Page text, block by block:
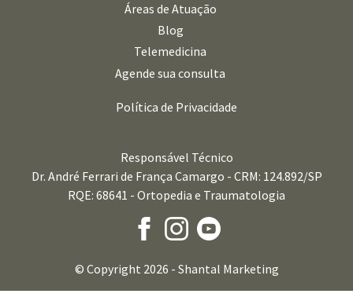
Áreas de Atuação
Blog
Telemedicina
Agende sua consulta
Política de Privacidade
Responsável Técnico
Dr. André Ferrari de França Camargo - CRM: 124.892/SP
RQE: 68641 - Ortopedia e Traumatologia
© Copyright 2026 - Shantal Marketing